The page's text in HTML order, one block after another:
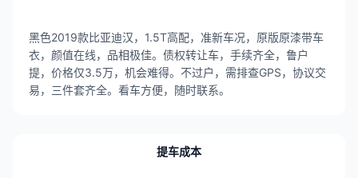
黑色2019款比亚迪汉，1.5T高配，准新车况，原版原漆带车
衣，颜值在线，品相极佳。债权转让车，手续齐全，鲁户
提，价格仅3.5万，机会难得。不过户，需排查GPS，协议交
易，三件套齐全。看车方便，随时联系。
提车成本